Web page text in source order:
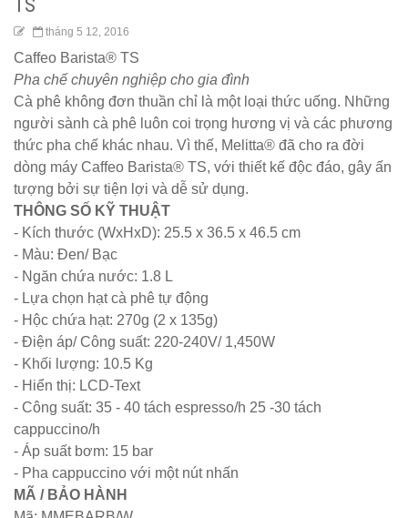
Bàn ghế gỗ
cho quán
hàng
vintage tại
HCM - Bách
Hóa Bàn
Ghế
Bộ bàn ghế
nhựa cafe
tiếp khách
màu xanh lá
sang trọng,
hiện đại
Kệ decor
trang trí
TS
tháng 5 12, 2016
Caffeo Barista® TS
Pha chế chuyên nghiệp cho gia đình
Cà phê không đơn thuần chỉ là một loại thức uống. Những
người sành cà phê luôn coi trọng hương vị và các phương
thức pha chế khác nhau. Vì thế, Melitta® đã cho ra đời
dòng máy Caffeo Barista® TS, với thiết kế độc đáo, gây ấn
tượng bởi sự tiện lợi và dễ sử dụng.
THÔNG SỐ KỸ THUẬT
- Kích thước (WxHxD): 25.5 x 36.5 x 46.5 cm
- Màu: Đen/ Bạc
- Ngăn chứa nước: 1.8 L
- Lựa chọn hạt cà phê tự động
- Hộc chứa hạt: 270g (2 x 135g)
- Điện áp/ Công suất: 220-240V/ 1,450W
- Khối lượng: 10.5 Kg
- Hiển thị: LCD-Text
- Công suất: 35 - 40 tách espresso/h 25 -30 tách
cappuccino/h
- Áp suất bơm: 15 bar
- Pha cappuccino với một nút nhấn
MÃ / BẢO HÀNH